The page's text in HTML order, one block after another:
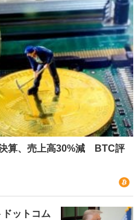
算、売上高30%減 BTC評
ドットコム